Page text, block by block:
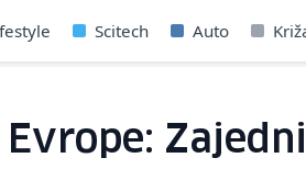
Scitech Auto